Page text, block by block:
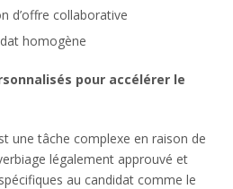
d’offre collaborative
homogène
pour accélérer le
une tâche complexe en raison de
légalement approuvé et
au candidat comme le